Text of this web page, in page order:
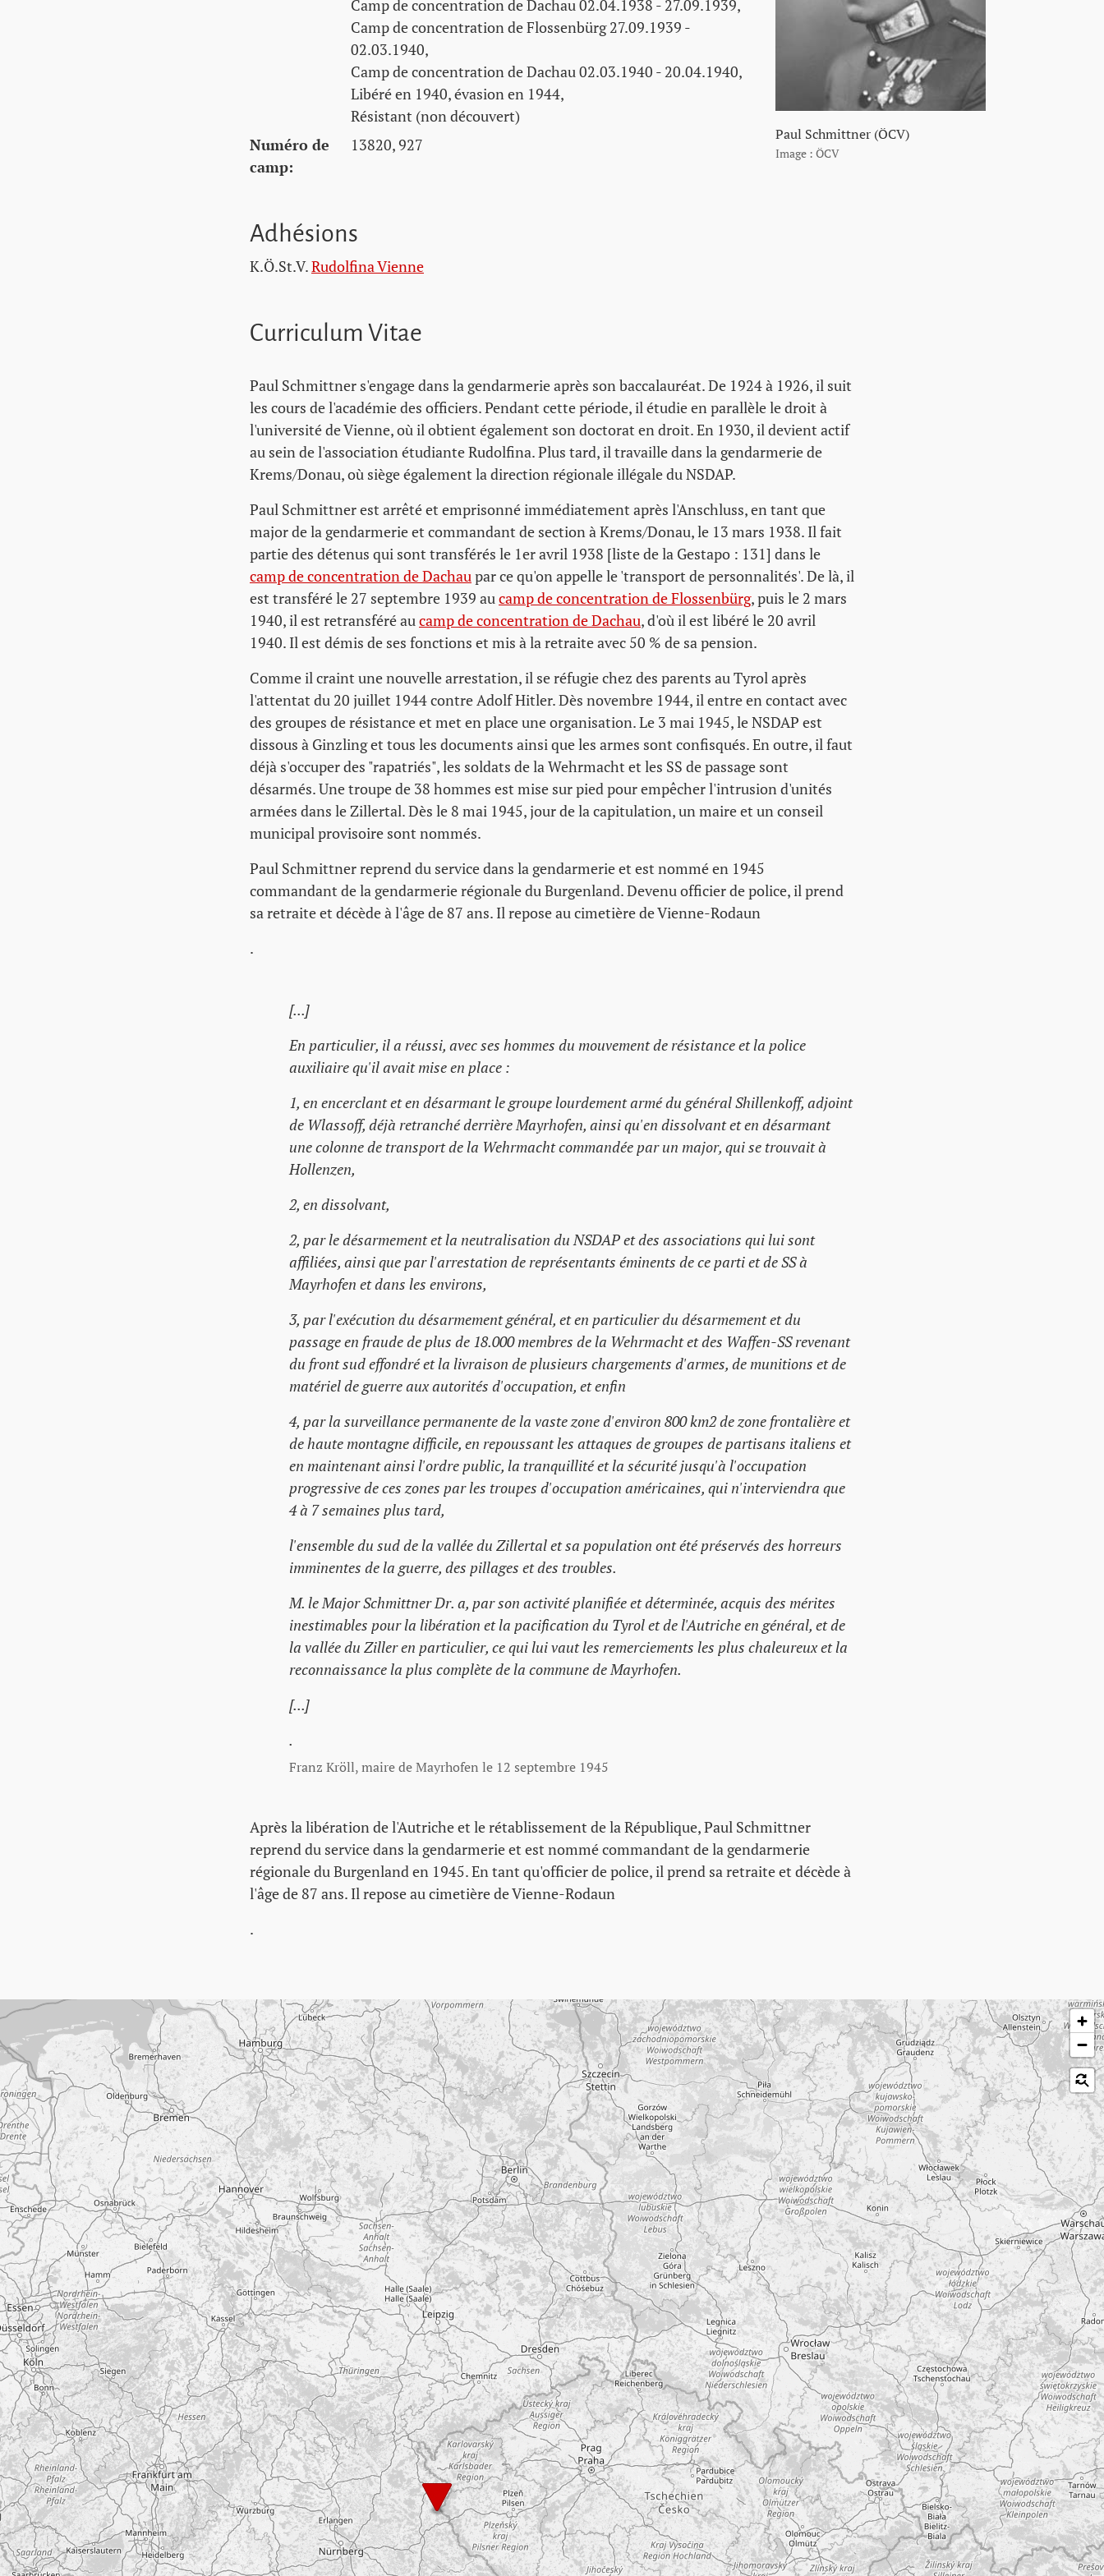
Paul Schmittner (ÖCV)
Image : ÖCV
Camp de concentration de Dachau 02.04.1938 - 27.09.1939,
Camp de concentration de Flossenbürg 27.09.1939 -
02.03.1940,
Camp de concentration de Dachau 02.03.1940 - 20.04.1940,
Libéré en 1940, évasion en 1944,
Résistant (non découvert)
Numéro de
camp:
13820, 927
Adhésions
K.Ö.St.V.Rudolfina Vienne
Curriculum Vitae
Paul Schmittner s'engage dans la gendarmerie après son baccalauréat. De 1924 à 1926, il suit
les cours de l'académie des officiers. Pendant cette période, il étudie en parallèle le droit à
l'université de Vienne, où il obtient également son doctorat en droit. En 1930, il devient actif
au sein de l'association étudiante Rudolfina. Plus tard, il travaille dans la gendarmerie de
Krems/Donau, où siège également la direction régionale illégale du NSDAP.
Paul Schmittner est arrêté et emprisonné immédiatement après l'Anschluss, en tant que
major de la gendarmerie et commandant de section à Krems/Donau, le 13 mars 1938. Il fait
partie des détenus qui sont transférés le 1er avril 1938 [liste de la Gestapo : 131] dans le
camp de concentration de Dachaupar ce qu'on appelle le 'transport de personnalités'. De là, il
est transféré le 27 septembre 1939 aucamp de concentration de Flossenbürg, puis le 2 mars
1940, il est retransféré aucamp de concentration de Dachau, d'où il est libéré le 20 avril
1940. Il est démis de ses fonctions et mis à la retraite avec 50 % de sa pension.
Comme il craint une nouvelle arrestation, il se réfugie chez des parents au Tyrol après
l'attentat du 20 juillet 1944 contre Adolf Hitler. Dès novembre 1944, il entre en contact avec
des groupes de résistance et met en place une organisation. Le 3 mai 1945, le NSDAP est
dissous à Ginzling et tous les documents ainsi que les armes sont confisqués. En outre, il faut
déjà s'occuper des "rapatriés", les soldats de la Wehrmacht et les SS de passage sont
désarmés. Une troupe de 38 hommes est mise sur pied pour empêcher l'intrusion d'unités
armées dans le Zillertal. Dès le 8 mai 1945, jour de la capitulation, un maire et un conseil
municipal provisoire sont nommés.
Paul Schmittner reprend du service dans la gendarmerie et est nommé en 1945
commandant de la gendarmerie régionale du Burgenland. Devenu officier de police, il prend
sa retraite et décède à l'âge de 87 ans. Il repose au cimetière de Vienne-Rodaun
.
[...]
En particulier, il a réussi, avec ses hommes du mouvement de résistance et la police
auxiliaire qu'il avait mise en place :
1, en encerclant et en désarmant le groupe lourdement armé du général Shillenkoff, adjoint
de Wlassoff, déjà retranché derrière Mayrhofen, ainsi qu'en dissolvant et en désarmant
une colonne de transport de la Wehrmacht commandée par un major, qui se trouvait à
Hollenzen,
2, en dissolvant,
2, par le désarmement et la neutralisation du NSDAP et des associations qui lui sont
affiliées, ainsi que par l'arrestation de représentants éminents de ce parti et de SS à
Mayrhofen et dans les environs,
3, par l'exécution du désarmement général, et en particulier du désarmement et du
passage en fraude de plus de 18.000 membres de la Wehrmacht et des Waffen-SS revenant
du front sud effondré et la livraison de plusieurs chargements d'armes, de munitions et de
matériel de guerre aux autorités d'occupation, et enfin
4, par la surveillance permanente de la vaste zone d'environ 800 km2 de zone frontalière et
de haute montagne difficile, en repoussant les attaques de groupes de partisans italiens et
en maintenant ainsi l'ordre public, la tranquillité et la sécurité jusqu'à l'occupation
progressive de ces zones par les troupes d'occupation américaines, qui n'interviendra que
4 à 7 semaines plus tard,
l'ensemble du sud de la vallée du Zillertal et sa population ont été préservés des horreurs
imminentes de la guerre, des pillages et des troubles.
M. le Major Schmittner Dr. a, par son activité planifiée et déterminée, acquis des mérites
inestimables pour la libération et la pacification du Tyrol et de l'Autriche en général, et de
la vallée du Ziller en particulier, ce qui lui vaut les remerciements les plus chaleureux et la
reconnaissance la plus complète de la commune de Mayrhofen.
[...]
.
Franz Kröll, maire de Mayrhofen le 12 septembre 1945
Après la libération de l'Autriche et le rétablissement de la République, Paul Schmittner
reprend du service dans la gendarmerie et est nommé commandant de la gendarmerie
régionale du Burgenland en 1945. En tant qu'officier de police, il prend sa retraite et décède à
l'âge de 87 ans. Il repose au cimetière de Vienne-Rodaun
.
Passer la carte